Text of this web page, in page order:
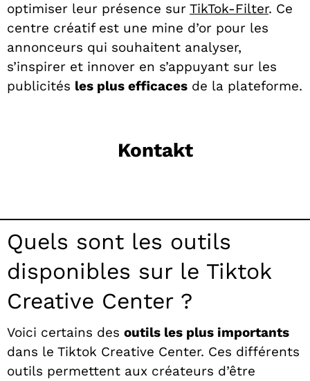
optimiser leur présence sur TikTok-Filter. Ce
centre créatif est une mine d’or pour les
annonceurs qui souhaitent analyser,
s’inspirer et innover en s’appuyant sur les
publicités les plus efficaces de la plateforme.
Kontakt
Quels sont les outils
disponibles sur le Tiktok
Creative Center ?
Voici certains des outils les plus importants
dans le Tiktok Creative Center. Ces différents
outils permettent aux créateurs d’être